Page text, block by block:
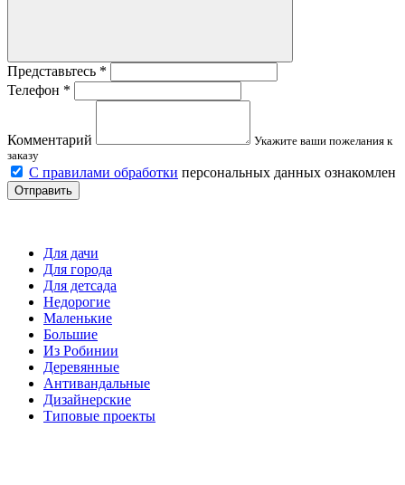
Представьтесь *
Телефон *
Комментарий
Укажите ваши пожелания к
заказу
С правилами обработки персональных данных ознакомлен
Отправить
Для дачи
Для города
Для детсада
Недорогие
Маленькие
Большие
Из Робинии
Деревянные
Антивандальные
Дизайнерские
Типовые проекты